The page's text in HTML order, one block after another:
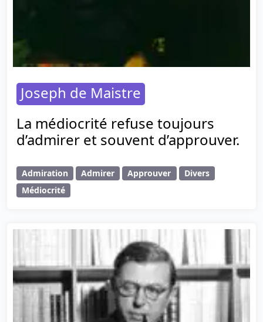
Joseph de Maistre
La médiocrité refuse toujours
d’admirer et souvent d’approuver.
Admiration Admirer Approuver
Divers
Médiocrité